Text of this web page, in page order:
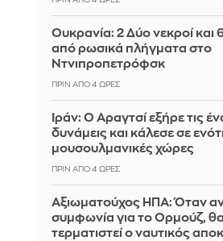
Ουκρανία: 2 Δύο νεκροί και
από ρωσικά πλήγματα στο
Ντνιπροπετρόφσκ
ΠΡΙΝ ΑΠΌ 4 ΏΡΕΣ
Ιράν: Ο Αραγτσί εξήρε τις
δυνάμεις και κάλεσε σε
μουσουλμανικές χώρες
ΠΡΙΝ ΑΠΌ 4 ΏΡΕΣ
Αξιωματούχος ΗΠΑ: Όταν
συμφωνία για το Ορμούζ, θα
τερματιστεί ο ναυτικός